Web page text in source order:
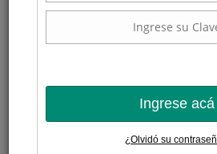
Ingrese acá
¿Olvidó su